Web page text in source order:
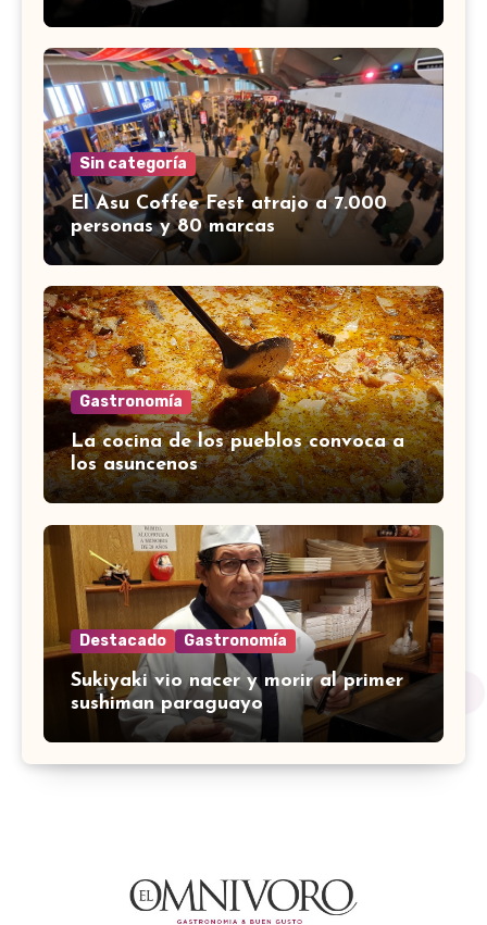
Sin categoría
El Asu Coffee Fest atrajo a 7.000
personas y 80 marcas
Gastronomía
La cocina de los pueblos convoca a
los asuncenos
Destacado Gastronomía
Sukiyaki vio nacer y morir al primer
sushiman paraguayo